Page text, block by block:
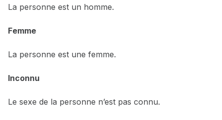
La personne est un homme.
Femme
La personne est une femme.
Inconnu
Le sexe de la personne n’est pas connu.